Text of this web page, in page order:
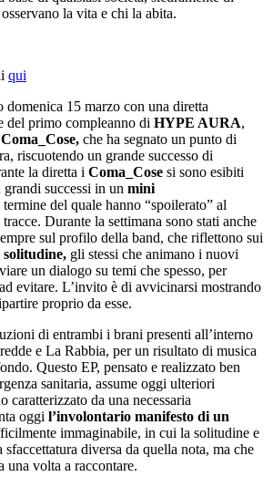
la vita e chi la abita.
qui
domenica 15 marzo con una diretta
del primo compleanno di HYPE AURA,
Coma_Cose, che ha segnato un punto di
riscuotendo un grande successo di
la diretta i Coma_Cose si sono esibiti
successi in un mini
del quale hanno “spoilerato” al
Durante la settimana sono stati anche
sul profilo della band, che riflettono sui
solitudine, gli stessi che animano i nuovi
un dialogo su temi che spesso, per
evitare. L’invito è di avvicinarsi mostrando
proprio da esse.
di entrambi i brani presenti all’interno
e La Rabbia, per un risultato di musica
Questo EP, pensato e realizzato ben
sanitaria, assume oggi ulteriori
caratterizzato da una necessaria
oggi l’involontario manifesto di un
immaginabile, in cui la solitudine e
sfaccettatura diversa da quella nota, ma che
una volta a raccontare.